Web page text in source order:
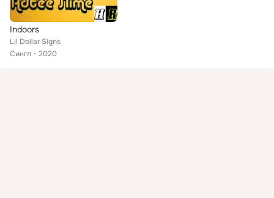
Indoors
Lil Dollar Signs
Сингл
2020